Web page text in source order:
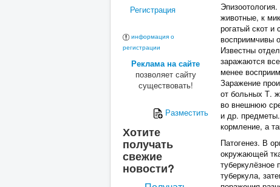
Регистрация
информация о
регистрации
Реклама на сайте
позволяет сайту
существовать!
Разместить
Хотите
получать
свежие
новости?
животные, к
рогатый скот
восприимчивы
Известны
заражаются
менее
Заражение
от больных Т.
во внешнюю
и др.
кормление, а
Патогенез. В
окружающей
туберкула,